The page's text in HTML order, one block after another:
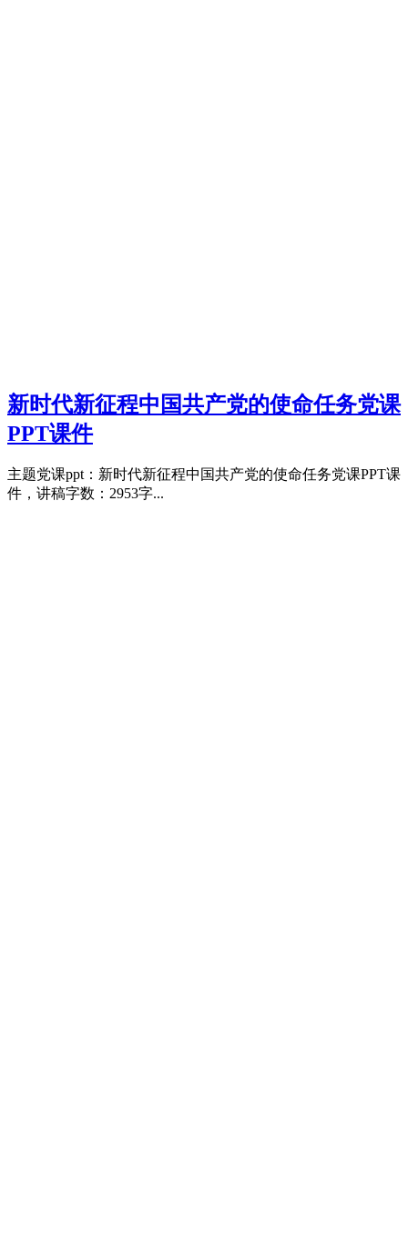
新时代新征程中国共产党的使命任务党课
PPT课件
主题党课ppt：新时代新征程中国共产党的使命任务党课PPT课
件，讲稿字数：2953字...